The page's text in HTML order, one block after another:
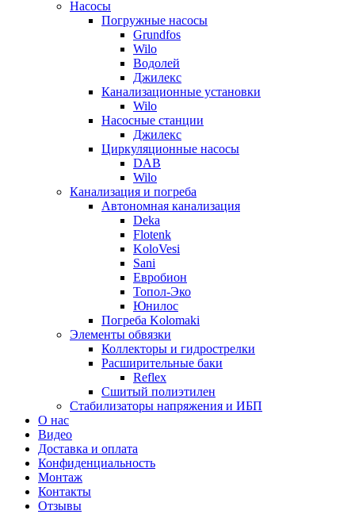
Насосы
Погружные насосы
Grundfos
Wilo
Водолей
Джилекс
Канализационные установки
Wilo
Насосные станции
Джилекс
Циркуляционные насосы
DAB
Wilo
Канализация и погреба
Автономная канализация
Deka
Flotenk
KoloVesi
Sani
Евробион
Топол-Эко
Юнилос
Погреба Kolomaki
Элементы обвязки
Коллекторы и гидрострелки
Расширительные баки
Reflex
Сшитый полиэтилен
Стабилизаторы напряжения и ИБП
О нас
Видео
Доставка и оплата
Конфиденциальность
Монтаж
Контакты
Отзывы